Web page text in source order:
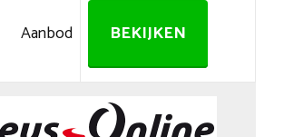
Aanbod BEKIJKEN